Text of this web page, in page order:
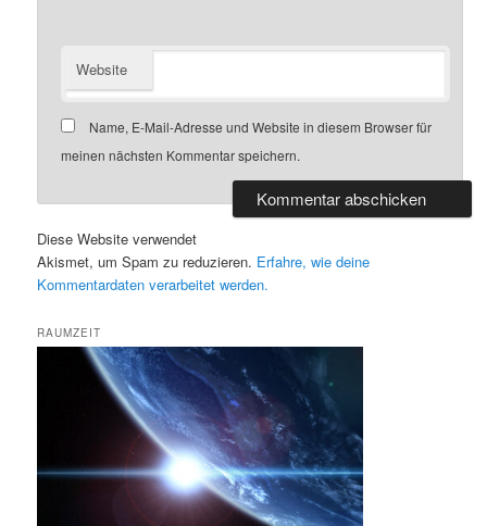
Website
Name, E-Mail-Adresse und Website in diesem Browser für
meinen nächsten Kommentar speichern.
Diese Website verwendet
Akismet, um Spam zu reduzieren. Erfahre, wie deine
Kommentardaten verarbeitet werden.
RAUMZEIT